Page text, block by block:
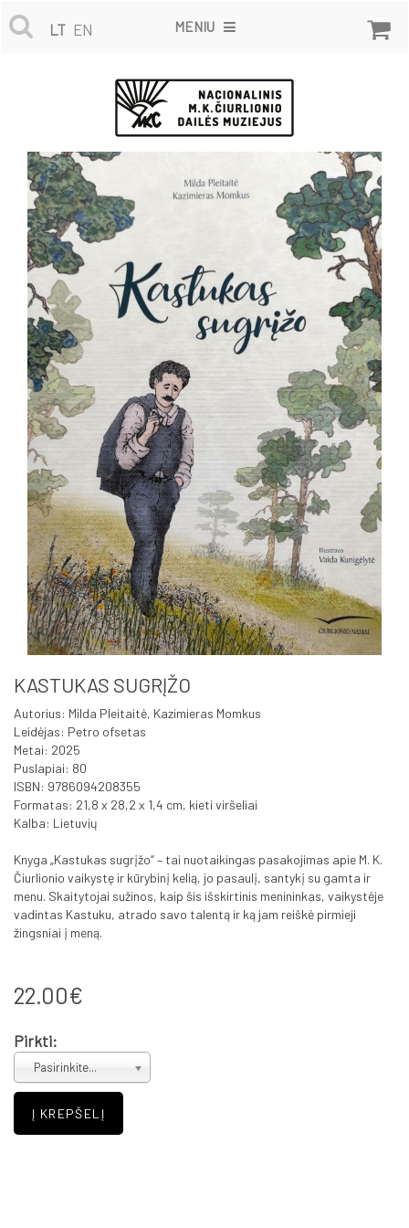
LT EN MENIU
KASTUKAS SUGRĮŽO
Autorius: Milda Pleitaitė, Kazimieras Momkus
Leidėjas: Petro ofsetas
Metai: 2025
Puslapiai: 80
ISBN: 9786094208355
Formatas: 21,8 x 28,2 x 1,4 cm, kieti viršeliai
Kalba: Lietuvių
Knyga „Kastukas sugrįžo“ – tai nuotaikingas pasakojimas apie M. K.
Čiurlionio vaikystę ir kūrybinį kelią, jo pasaulį, santykį su gamta ir
menu. Skaitytojai sužinos, kaip šis išskirtinis menininkas, vaikystėje
vadintas Kastuku, atrado savo talentą ir ką jam reiškė pirmieji
žingsniai į meną.
22.00€
Pirkti:
Pasirinkite...